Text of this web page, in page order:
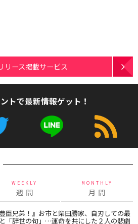
リース掲載サービス
トで最新情報ゲット！
WEEKLY
週 間
MONTHLY
月 間
豊臣兄弟！』お市と柴田勝家、自刃しての最
「辞世の句」…運命を共にした２人の悲劇